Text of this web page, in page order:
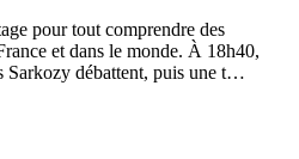
pour tout comprendre des
et dans le monde. À 18h40,
débattent, puis une t…